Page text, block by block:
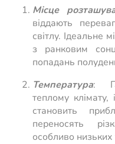
Місце
віддають
світлу. Ідеальне
з ранковим
попадань
Температура:
теплому
становить
переносять
особливо